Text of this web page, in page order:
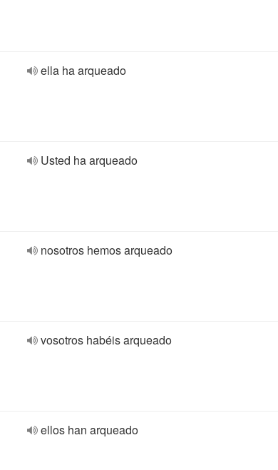
ella ha arqueado
Usted ha arqueado
nosotros hemos arqueado
vosotros habéis arqueado
ellos han arqueado